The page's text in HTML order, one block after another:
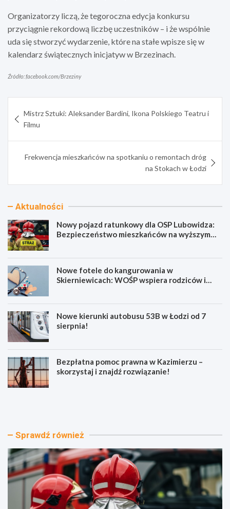
Organizatorzy liczą, że tegoroczna edycja konkursu
przyciągnie rekordową liczbę uczestników – i że wspólnie
uda się stworzyć wydarzenie, które na stałe wpisze się w
kalendarz świątecznych inicjatyw w Brzezinach.
Źródło: facebook.com/Brzeziny
wpisu
Mistrz Sztuki: Aleksander Bardini, Ikona Polskiego Teatru i
Filmu
Frekwencja mieszkańców na spotkaniu o remontach dróg
na Stokach w Łodzi
Aktualności
Nowy pojazd ratunkowy dla OSP Lubowidza:
Bezpieczeństwo mieszkańców na wyższym
Nowe fotele do kangurowania w
Skierniewicach: WOŚP wspiera rodziców i
Nowe kierunki autobusu 53B w Łodzi od 7
sierpnia!
Bezpłatna pomoc prawna w Kazimierzu –
skorzystaj i znajdź rozwiązanie!
N
o
a
z
d
r
N
o
e
l
e
d
Sprawdź również